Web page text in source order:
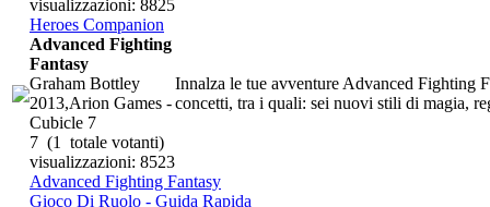
visualizzazioni: 8825
Heroes Companion
Innalza le tue avventure Advanced Fighting
concetti, tra i quali: sei nuovi stili di magia,
Advanced Fighting
Fantasy
Graham Bottley
2013,Arion Games -
Cubicle 7
7 (1 totale votanti)
visualizzazioni: 8523
Advanced Fighting Fantasy
Gioco Di Ruolo - Guida Rapida